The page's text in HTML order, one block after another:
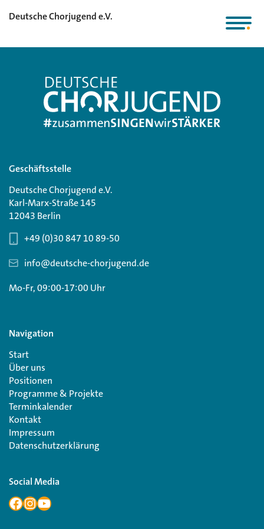
Deutsche Chorjugend e.V.
Geschäftsstelle
Deutsche Chorjugend e.V.
Karl-Marx-Straße 145
12043 Berlin
+49 (0)30 847 10 89-50
info@deutsche-chorjugend.de
Mo-Fr, 09:00-17:00 Uhr
Navigation
Start
Über uns
Positionen
Programme & Projekte
Terminkalender
Kontakt
Impressum
Datenschutzerklärung
Social Media